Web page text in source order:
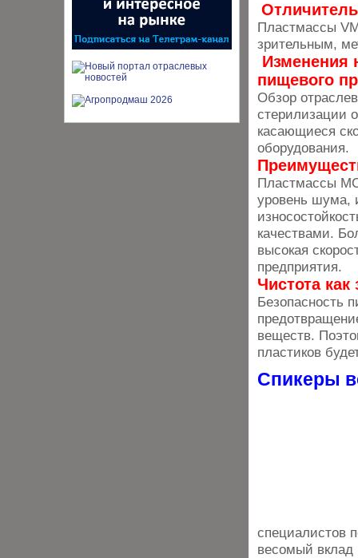
Пластмассы
зрительным,
Изменения
пищевого
Обзор
стерилизации
касающиеся
оборудования.
Пластмассы
уровень шума,
качествами.
высокая
предприятия.
Чистота как
Безопасность
веществ.
пластиков
Спикеры
специалистов
весомый